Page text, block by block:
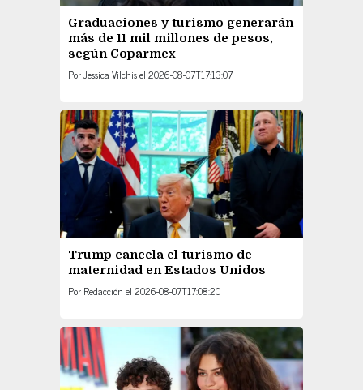
Graduaciones y turismo generarán
más de 11 mil millones de pesos,
según Coparmex
PorJessica Vilchisel 2026-08-07T17:13:07
Trump cancela el turismo de
maternidad en Estados Unidos
Por Redacción el 2026-08-07T17:08:20